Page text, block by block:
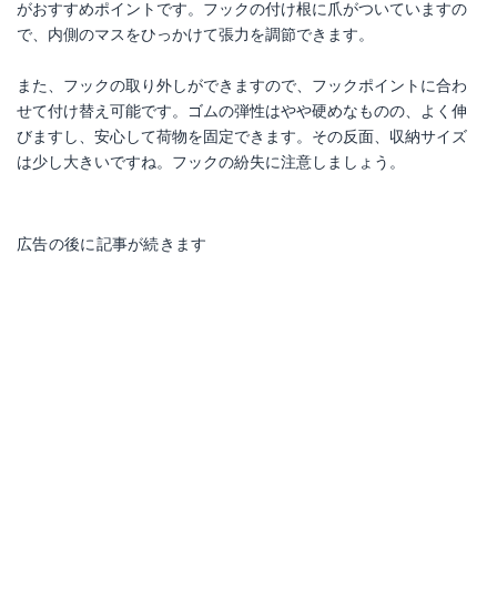
がおすすめポイントです。フックの付け根に爪がついていますの
で、内側のマスをひっかけて張力を調節できます。
また、フックの取り外しができますので、フックポイントに合わ
せて付け替え可能です。ゴムの弾性はやや硬めなものの、よく伸
びますし、安心して荷物を固定できます。その反面、収納サイズ
は少し大きいですね。フックの紛失に注意しましょう。
広告の後に記事が続きます